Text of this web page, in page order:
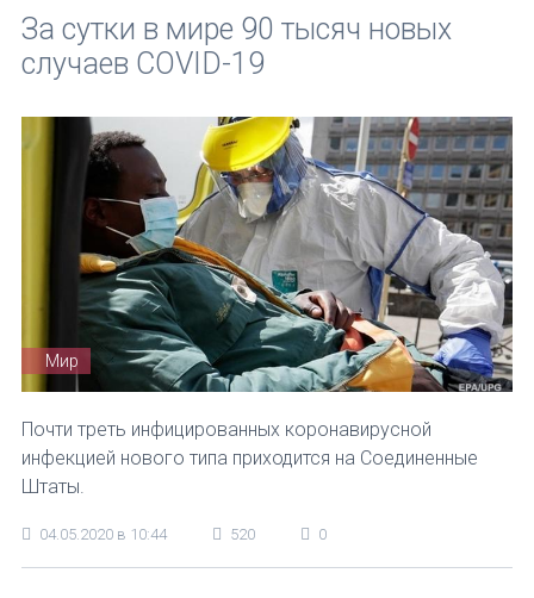
За сутки в мире 90 тысяч новых
случаев COVID-19
Мир
Почти треть инфицированных коронавирусной
инфекцией нового типа приходится на Соединенные
Штаты.
04.05.2020 в 10:44 520 0